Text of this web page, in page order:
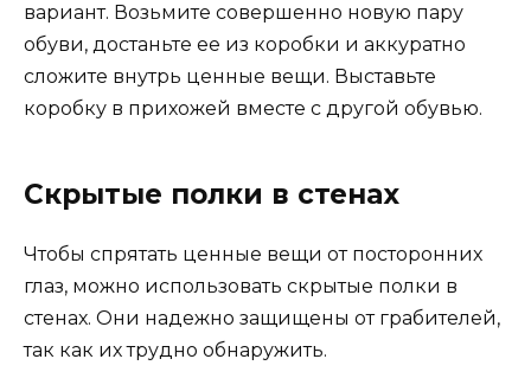
вариант. Возьмите совершенно новую пару
обуви, достаньте ее из коробки и аккуратно
сложите внутрь ценные вещи. Выставьте
коробку в прихожей вместе с другой обувью.
Скрытые полки в стенах
Чтобы спрятать ценные вещи от посторонних
глаз, можно использовать скрытые полки в
стенах. Они надежно защищены от грабителей,
так как их трудно обнаружить.